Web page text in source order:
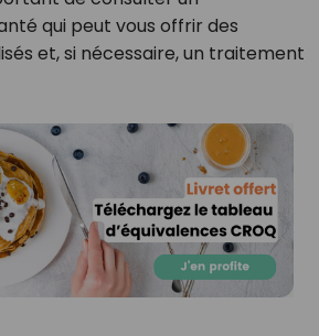
qui peut vous offrir des
et, si nécessaire, un traitement